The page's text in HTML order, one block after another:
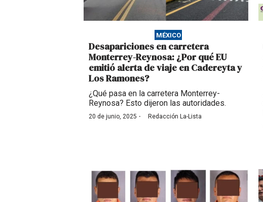
MÉXICO
Desapariciones en carretera
Monterrey-Reynosa: ¿Por qué EU
emitió alerta de viaje en Cadereyta y
Los Ramones?
¿Qué pasa en la carretera Monterrey-
Reynosa? Esto dijeron las autoridades.
20 de junio, 2025 · Redacción La-Lista